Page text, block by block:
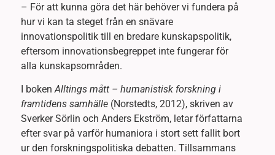
– För att kunna göra det här behöver vi fundera på
hur vi kan ta steget från en snävare
innovationspolitik till en bredare kunskapspolitik,
eftersom innovationsbegreppet inte fungerar för
alla kunskapsområden.
I bokenAlltings mått – humanistisk forskning i
framtidens samhälle(Norstedts, 2012), skriven av
Sverker Sörlin och Anders Ekström, letar författarna
efter svar på varför humaniora i stort sett fallit bort
ur den forskningspolitiska debatten. Tillsammans